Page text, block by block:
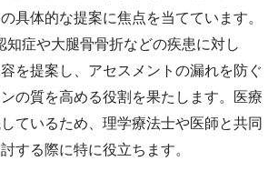
具体的な提案に焦点を当てています。
知症や大腿骨骨折などの疾患に対し
を提案し、アセスメントの漏れを防ぐ
の質を高める役割を果たします。医療
ているため、理学療法士や医師と共同
する際に特に役立ちます。